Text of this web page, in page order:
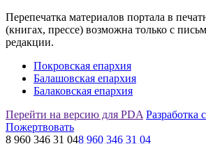
Перепечатка материалов портала в
(книгах, прессе) возможна только с
редакции.
Покровская епархия
Балашовская епархия
Балаковская епархия
Перейти на версию для PDA Разработка
Пожертвовать
8 960 346 31 048 960 346 31 04